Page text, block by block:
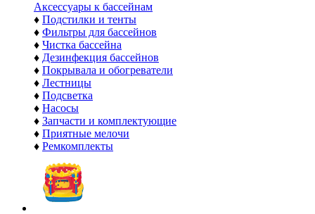
Аксессуары к бассейнам
♦ Подстилки и тенты
♦ Фильтры для бассейнов
♦ Чистка бассейна
♦ Дезинфекция бассейнов
♦ Покрывала и обогреватели
♦ Лестницы
♦ Подсветка
♦ Насосы
♦ Запчасти и комплектующие
♦ Приятные мелочи
♦ Ремкомплекты